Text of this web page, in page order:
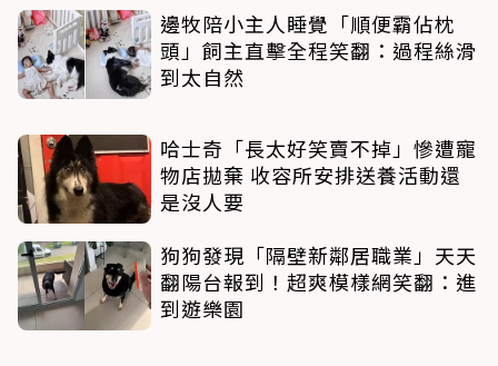
邊牧陪小主人睡覺「順便霸佔枕
頭」飼主直擊全程笑翻：過程絲滑
到太自然
哈士奇「長太好笑賣不掉」慘遭寵
物店拋棄 收容所安排送養活動還
是沒人要
狗狗發現「隔壁新鄰居職業」天天
翻陽台報到！超爽模樣網笑翻：進
到遊樂園